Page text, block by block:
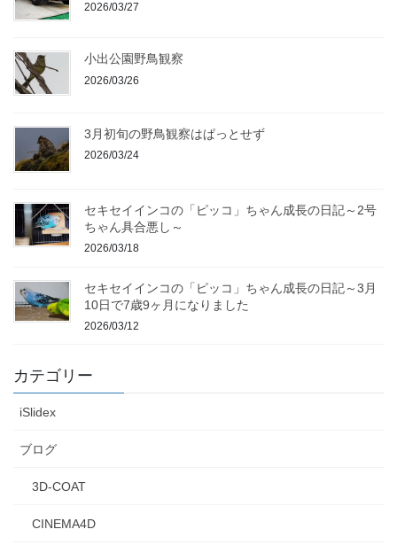
2026/03/27
小出公園野鳥観察
2026/03/26
3月初旬の野鳥観察はぱっとせず
2026/03/24
セキセイインコの「ピッコ」ちゃん成長の日記～2号
ちゃん具合悪し～
2026/03/18
セキセイインコの「ピッコ」ちゃん成長の日記～3月
10日で7歳9ヶ月になりました
2026/03/12
カテゴリー
iSlidex
ブログ
3D-COAT
CINEMA4D